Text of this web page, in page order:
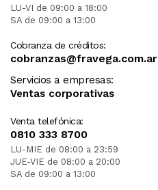
LU-VI de 09:00 a 18:00
SA de 09:00 a 13:00
Cobranza de créditos:
cobranzas@fravega.com.ar
Servicios a empresas:
Ventas corporativas
Venta telefónica:
0810 333 8700
LU-MIE de 08:00 a 23:59
JUE-VIE de 08:00 a 20:00
SA de 09:00 a 13:00